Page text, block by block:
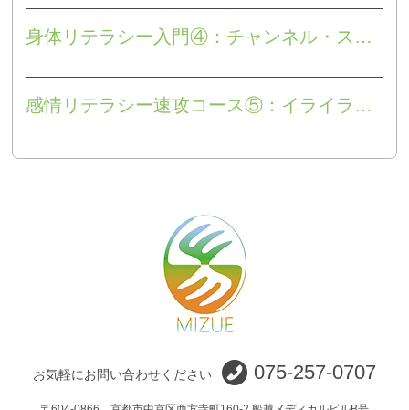
身体リテラシー入門④：チャンネル・スイッチ、増幅法そしてエッジ
感情リテラシー速攻コース⑤：イライラと怒り（その２）
お気軽にお問い合わせください 075-257-0707